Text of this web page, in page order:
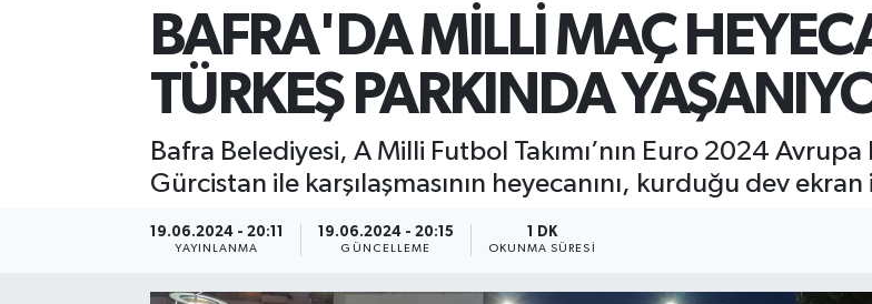
BAFRA'DA MİLLİ MAÇ
TÜRKEŞ PARKINDA
Bafra Belediyesi, A Milli Futbol Takımı’nın Euro 2024
Gürcistan ile karşılaşmasının heyecanını, kurduğu dev ekran
19.06.2024 - 20:11
YAYINLANMA
19.06.2024 - 20:15
GÜNCELLEME
1 DK
OKUNMA SÜRESI
Samsun Trafik Yoğunluk Haritası
Süper Lig Puan Durumu ve Fikstür
Son Dakika Haberleri